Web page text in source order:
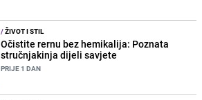
/ŽIVOT I STIL
Očistite rernu bez hemikalija: Poznata
stručnjakinja dijeli savjete
PRIJE 1 DAN